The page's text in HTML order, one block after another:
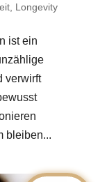
, Longevity
ist ein
verwirft
bleiben...